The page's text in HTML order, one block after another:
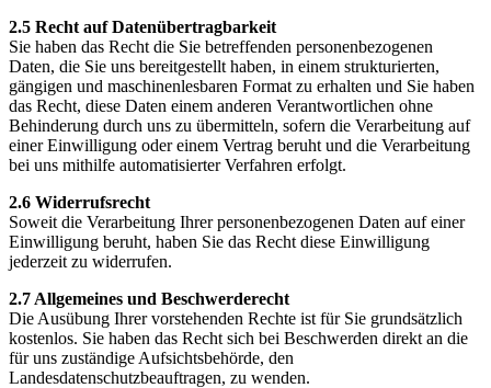
2.5 Recht auf Datenübertragbarkeit
Sie haben das Recht die Sie betreffenden personenbezogenen
Daten, die Sie uns bereitgestellt haben, in einem strukturierten,
gängigen und maschinenlesbaren Format zu erhalten und Sie haben
das Recht, diese Daten einem anderen Verantwortlichen ohne
Behinderung durch uns zu übermitteln, sofern die Verarbeitung auf
einer Einwilligung oder einem Vertrag beruht und die Verarbeitung
bei uns mithilfe automatisierter Verfahren erfolgt.
2.6 Widerrufsrecht
Soweit die Verarbeitung Ihrer personenbezogenen Daten auf einer
Einwilligung beruht, haben Sie das Recht diese Einwilligung
jederzeit zu widerrufen.
2.7 Allgemeines und Beschwerderecht
Die Ausübung Ihrer vorstehenden Rechte ist für Sie grundsätzlich
kostenlos. Sie haben das Recht sich bei Beschwerden direkt an die
für uns zuständige Aufsichtsbehörde, den
Landesdatenschutzbeauftragen, zu wenden.